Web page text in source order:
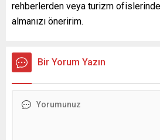
rehberlerden veya turizm
almanızı öneririm.
Bir Yorum Yazın